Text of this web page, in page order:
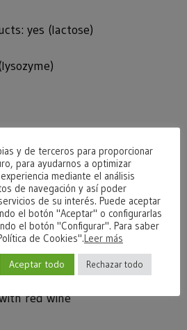
yes (lactose)
uneven eyes
pleasant aftertaste
red wine
y de terceros para proporcionar
para ayudarnos a optimizar
mediante el análisis
de navegación y así poder
de su interés. Puede aceptar
el botón "Aceptar" o configurarlas
el botón "Configurar". Para saber
de Cookies".Leer más
Aceptar todo Rechazar todo